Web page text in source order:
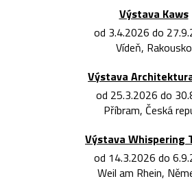
Výstava Kaws
od 3.4.2026 do
Vídeň, Rakousko
Výstava
od 25.3.2026 do
Příbram, Česká
Výstava Whispering
od 14.3.2026 do
Weil am Rhein,